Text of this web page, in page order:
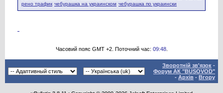
рено трафик чебурашка на украинском чебурашка по украински
Часовий пояс GMT +2. Поточний час: 09:48.
Зворотній зв'язок -
Форум АК "BUSOVOD"
- Архів - Вгору